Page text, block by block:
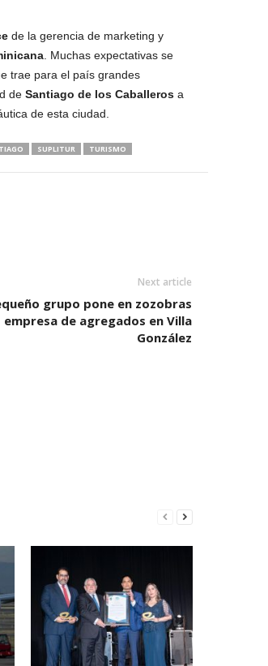
de la gerencia de marketing y
. Muchas expectativas se
trae para el país grandes
de Santiago de los Caballeros a
de esta ciudad.
SUPLITUR TURISMO
Next article
grupo pone en zozobras
empresa de agregados en Villa
González